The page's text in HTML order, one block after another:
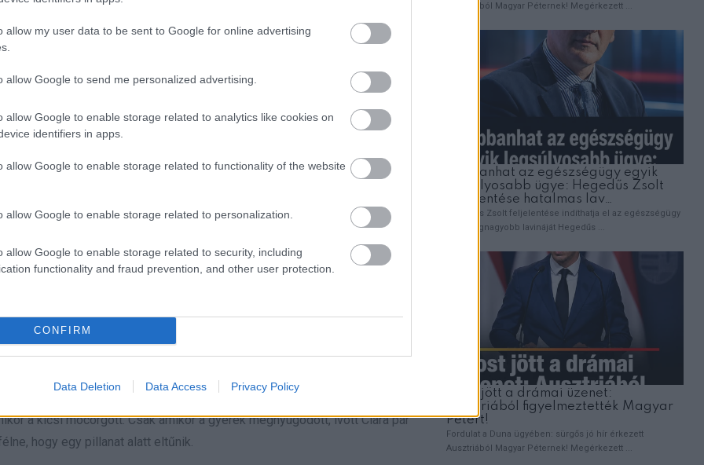
allow my user data to be sent to Google for online advertising
allow Google to send me personalized advertising.
allow Google to enable storage related to analytics like cookies on
identifiers in apps.
allow Google to enable storage related to functionality of the website
allow Google to enable storage related to personalization.
allow Google to enable storage related to security, including
functionality and fraud prevention, and other user protection.
CONFIRM
Data Deletion Data Access Privacy Policy
sem hatalom, sem elővigyázat nem tudott megmagyarázni.
A reggel csendjét szinte kettévágta a hangja.
körül, mintha már készült volna rá, hogy elküldik. A tekintete a
munkát. Bármilyet. A húgom éhes.”
szeme éles volt és gyanakvó, az arca zárt. Látszott rajta a félelem,
hátrébb.
Victor figyelte, ahogy Clara átveszi, a keze remegett.
a kicsi mocorgott. Csak amikor a gyerek megnyugodott, ivott Clara pár
hogy egy pillanat alatt eltűnik.